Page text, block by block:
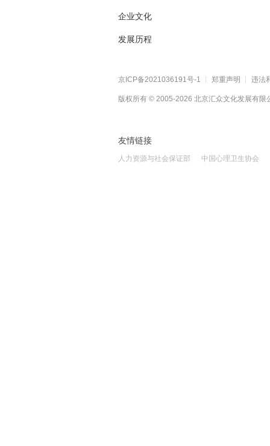
企业文化
发展历程
京ICP备2021036191号-1 ┊ 郑重声明 ┊ 违法
版权所有 © 2005-2026 北京汇众文化发展有限
友情链接
人力资源与社会保证部 中国心理卫生协会